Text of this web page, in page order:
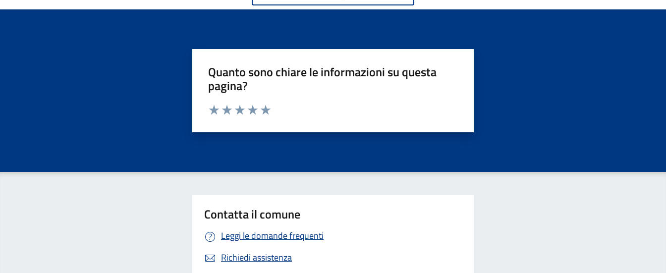
Quanto sono chiare le informazioni su questa
pagina?
Valuta da 1 a 5 stelle la pagina
Contatta il comune
Leggi le domande frequenti
Richiedi assistenza